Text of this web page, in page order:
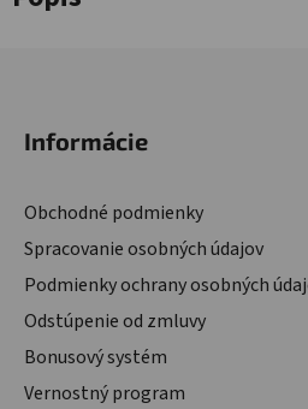
Informácie
Obchodné podmienky
Spracovanie osobných údajov
Podmienky ochrany osobných
Odstúpenie od zmluvy
Bonusový systém
Vernostný program